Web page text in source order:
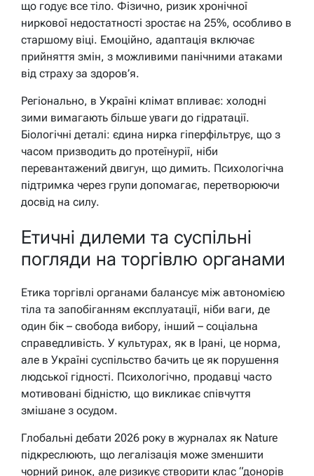
що годує все тіло. Фізично, ризик хронічної
ниркової недостатності зростає на 25%, особливо в
старшому віці. Емоційно, адаптація включає
прийняття змін, з можливими панічними атаками
від страху за здоров’я.
Регіонально, в Україні клімат впливає: холодні
зими вимагають більше уваги до гідратації.
Біологічні деталі: єдина нирка гіперфільтрує, що з
часом призводить до протеїнурії, ніби
перевантажений двигун, що димить. Психологічна
підтримка через групи допомагає, перетворюючи
досвід на силу.
Етичні дилеми та суспільні
погляди на торгівлю органами
Етика торгівлі органами балансує між автономією
тіла та запобіганням експлуатації, ніби ваги, де
один бік – свобода вибору, інший – соціальна
справедливість. У культурах, як в Ірані, це норма,
але в Україні суспільство бачить це як порушення
людської гідності. Психологічно, продавці часто
мотивовані бідністю, що викликає співчуття
змішане з осудом.
Глобальні дебати 2026 року в журналах як Nature
підкреслюють, що легалізація може зменшити
чорний ринок, але ризикує створити клас “донорів